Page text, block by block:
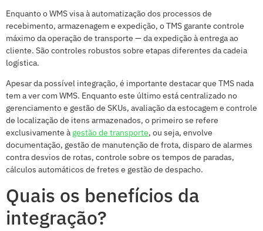
Enquanto o WMS visa à automatização dos processos de
recebimento, armazenagem e expedição, o TMS garante controle
máximo da operação de transporte — da expedição à entrega ao
cliente. São controles robustos sobre etapas diferentes da cadeia
logística.
Apesar da possível integração, é importante destacar que TMS nada
tem a ver com WMS. Enquanto este último está centralizado no
gerenciamento e gestão de SKUs, avaliação da estocagem e controle
de localização de itens armazenados, o primeiro se refere
exclusivamente à gestão de transporte, ou seja, envolve
documentação, gestão de manutenção de frota, disparo de alarmes
contra desvios de rotas, controle sobre os tempos de paradas,
cálculos automáticos de fretes e gestão de despacho.
Quais os benefícios da
integração?